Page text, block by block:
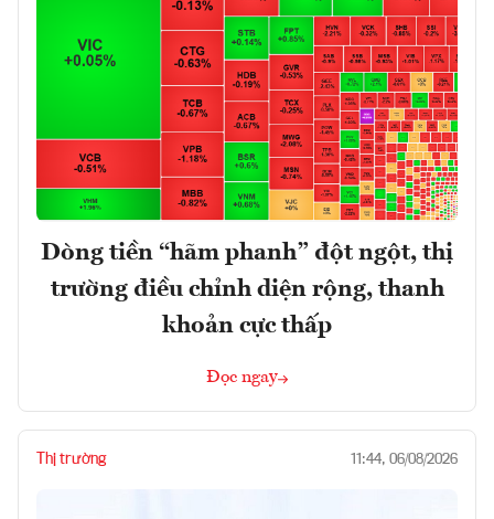
Dòng tiền “hãm phanh” đột ngột, thị
trường điều chỉnh diện rộng, thanh
khoản cực thấp
Đọc ngay
Thị trường 11:44, 06/08/2026